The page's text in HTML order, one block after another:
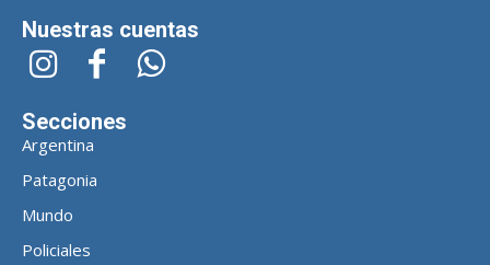
Nuestras cuentas
Secciones
Argentina
Patagonia
Mundo
Policiales